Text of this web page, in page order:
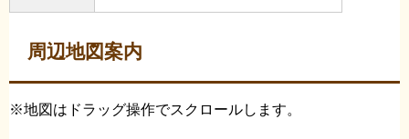
周辺地図案内
※地図はドラッグ操作でスクロールします。